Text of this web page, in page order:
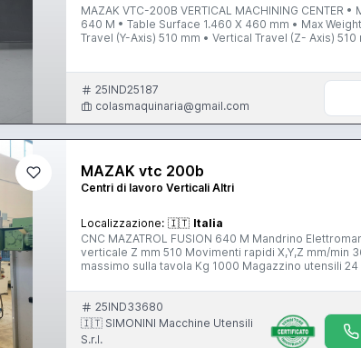
MAZAK VTC-200B VERTICAL MACHINING CENTER
640 M • Table Surface 1.460 X 460 mm • Max
Travel (Y-Axis) 510 mm • Vertical Travel (Z- Axis)
18.200 h. • Machine Weight 6.000 Kg. • Machine Condition
https://www.maquinariacolas.com/en/machinery/
25IND25187
colasmaquinaria@gmail.com
MAZAK vtc 200b
Centri di lavoro Verticali Altri
Localizzazione: 🇮🇹 Italia
CNC MAZATROL FUSION 640 M Mandrino Elettromandrino 11-15 kw Corsa longitudinale X mm 1120 Corsa trasversale Y mm 510 Corsa
verticale Z mm 510 Movimenti rapidi X,Y,Z mm/min 36.000 Larghezza della tavola
massimo sulla tavola Kg 1000 Magazzino utensili 24 utensili Attacco mandrino CAT 40 Velocità del mandrino rpm 10000 Acqua
25IND33680
🇮🇹 SIMONINI Macchine Utensili
S.r.l.